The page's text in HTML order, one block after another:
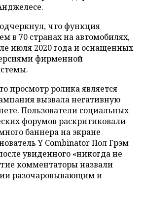
что функция
в 70 странах на автомобилях,
июля 2020 года и оснащенных
фирменной
просмотр ролика является
вызвала негативную
Пользователи социальных
форумов раскритиковали
баннера на экране
Y Combinator Пол Грэм
увиденного «никогда не
комментаторы назвали
разочаровывающим и